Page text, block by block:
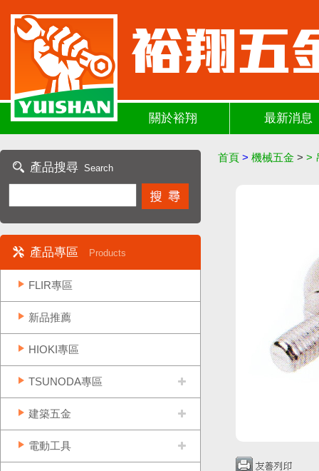
關於裕翔 最新消息
產品搜尋 Search
產品專區 Products
FLIR專區
新品推薦
HIOKI專區
TSUNODA專區
建築五金
電動工具
首頁 > 機械五金 > >